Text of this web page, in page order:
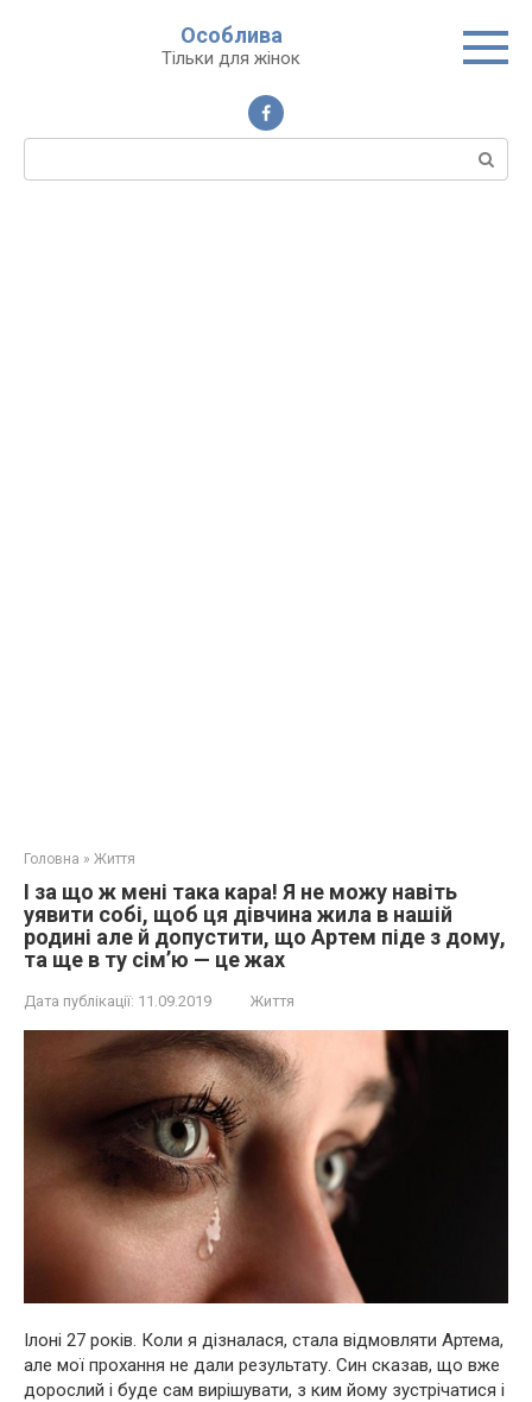
Особлива
Тільки для жінок
Пошук:
Головна » Життя
І за що ж мені така кaра! Я не можу навіть
уявити собі, щоб ця дівчина жила в нашій
родині але й допустити, що Артем піде з дому,
та ще в ту сім’ю — це жaх
Дата публікації: 11.09.2019 Життя
Ілоні 27 років. Коли я дізналася, стала відмовляти Артема,
але мої прохання не дали результату. Син сказав, що вже
дорослий і буде сам вирішувати, з ким йому зустрічатися і